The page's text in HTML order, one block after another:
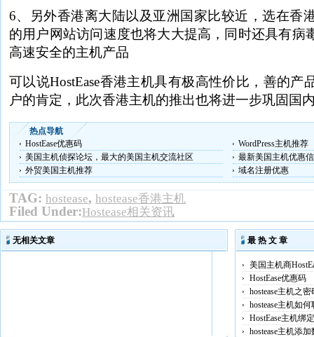
6、另外香港离大陆以及亚洲国家比较近，选在香
的用户网站访问速度也将大大提高，同时还具有病
高速安全的主机产品
可以说HostEase香港主机具有极高性价比，善的产
户的肯定，此次香港主机的推出也将进一步巩固国
热点导航
HostEase优惠码
WordPress主机推荐
美国主机侦探论坛，最大的美国主机交流社区
最新美国主机优惠
外贸美国主机推荐
域名注册优惠
TAG: hostease, hostease香港主机
Filed Under:Hostease相关资讯
无相关文章 最 热 文 章
美国主机商
HostEase优惠码
hostease主机之
hostease主机如
HostEase主机绑
hostease主机添